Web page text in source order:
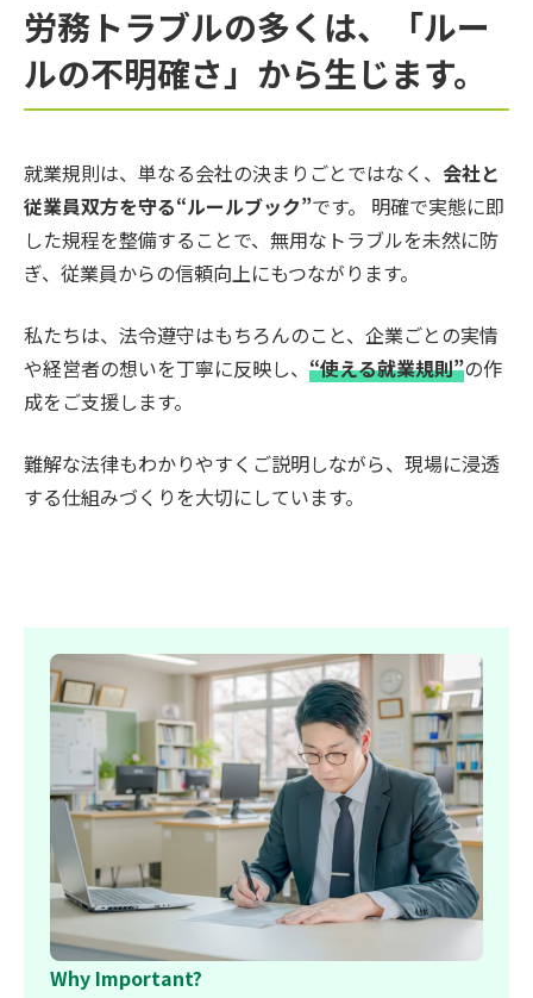
労務トラブルの多くは、「ルー
ルの不明確さ」から生じます。
就業規則は、単なる会社の決まりごとではなく、 会社と
従業員双方を守る“ルールブック”です。 明確で実態に即
した規程を整備することで、無用なトラブルを未然に防
ぎ、従業員からの信頼向上にもつながります。
私たちは、法令遵守はもちろんのこと、企業ごとの実情
や経営者の想いを丁寧に反映し、 “使える就業規則”の作
成をご支援します。
難解な法律もわかりやすくご説明しながら、現場に浸透
する仕組みづくりを大切にしています。
Why Important?